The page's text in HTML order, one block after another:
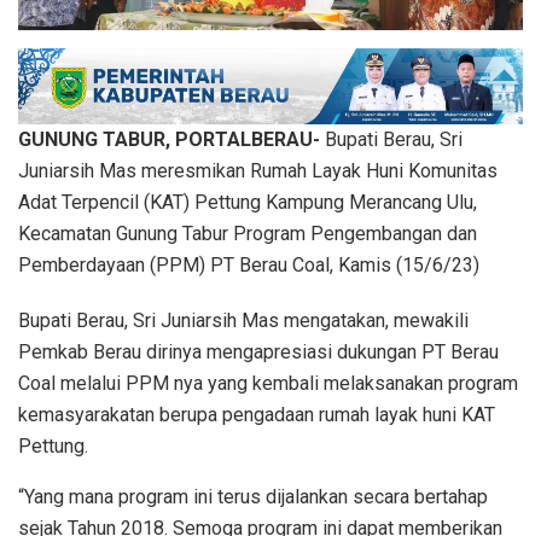
GUNUNG TABUR, PORTALBERAU- Bupati Berau, Sri
Juniarsih Mas meresmikan Rumah Layak Huni Komunitas
Adat Terpencil (KAT) Pettung Kampung Merancang Ulu,
Kecamatan Gunung Tabur Program Pengembangan dan
Pemberdayaan (PPM) PT Berau Coal, Kamis (15/6/23)
Bupati Berau, Sri Juniarsih Mas mengatakan, mewakili
Pemkab Berau dirinya mengapresiasi dukungan PT Berau
Coal melalui PPM nya yang kembali melaksanakan program
kemasyarakatan berupa pengadaan rumah layak huni KAT
Pettung.
“Yang mana program ini terus dijalankan secara bertahap
sejak Tahun 2018. Semoga program ini dapat memberikan